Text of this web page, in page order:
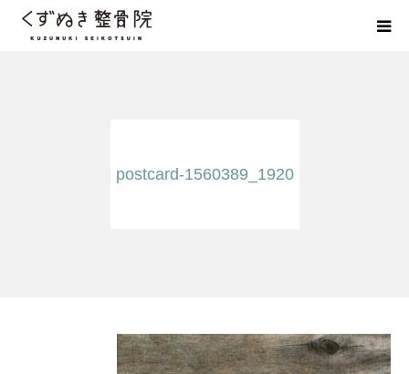
postcard-1560389_1920
整体院Q＆A
佐野市の交通事故治療 整骨院